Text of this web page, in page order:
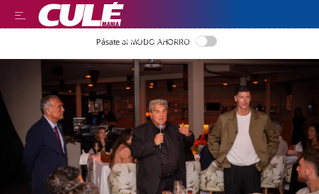
LLEGIR EN CATALÀ
Pásate al MODO AHORRO